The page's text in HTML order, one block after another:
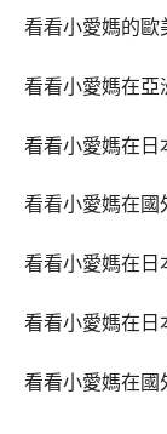
看看小愛媽的歐
看看小愛媽在亞
看看小愛媽在日
看看小愛媽在 國
看看小愛媽在日
看看小愛媽在日
看看小愛媽在國